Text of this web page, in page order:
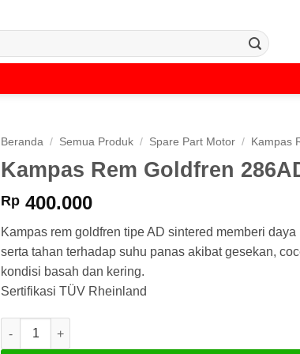
Beranda / Semua Produk / Spare Part Motor / Kampas
Kampas Rem Goldfren
Rp 400.000
Kampas rem goldfren tipe AD sintered memberi daya
serta tahan terhadap suhu panas akibat gesekan,
kondisi basah dan kering.
Sertifikasi TÜV Rheinland
Kuantitas Kampas Rem Goldfren 286AD